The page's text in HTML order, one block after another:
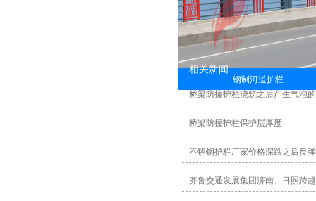
钢制河道护栏
相关新闻
桥梁防撞护栏浇筑之后产生气泡
桥梁防撞护栏保护层厚度
不锈钢护栏厂家价格深跌之后反
齐鲁交通发展集团济南、日照跨